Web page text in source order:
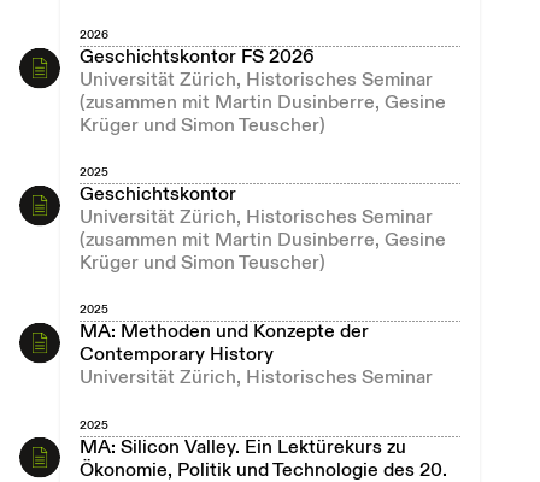
2026
Geschichtskontor FS 2026
Universität Zürich, Historisches Seminar
(zusammen mit Martin Dusinberre, Gesine
Krüger und Simon Teuscher)
2025
Geschichtskontor
Universität Zürich, Historisches Seminar
(zusammen mit Martin Dusinberre, Gesine
Krüger und Simon Teuscher)
2025
MA: Methoden und Konzepte der
Contemporary History
Universität Zürich, Historisches Seminar
2025
MA: Silicon Valley. Ein Lektürekurs zu
Ökonomie, Politik und Technologie des 20.